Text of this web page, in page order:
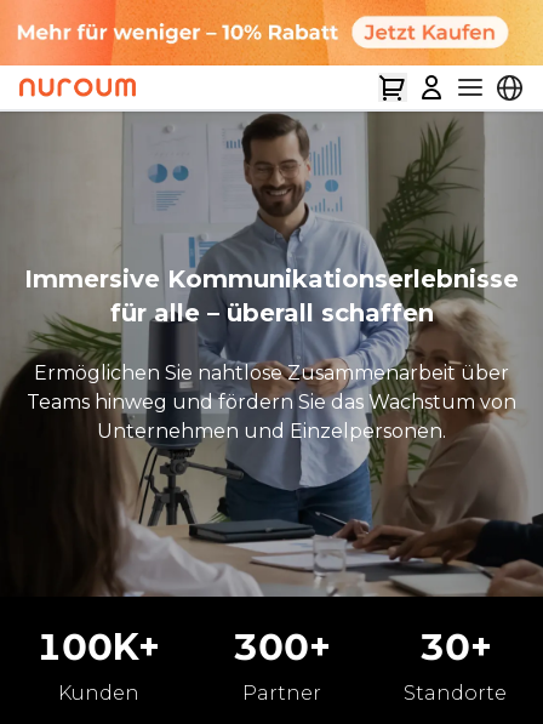
Immersive Kommunikationserlebnisse
für alle – überall schaffen
Ermöglichen Sie nahtlose Zusammenarbeit über
Teams hinweg und fördern Sie das Wachstum von
Unternehmen und Einzelpersonen.
100K+
Kunden
300+
Partner
30+
Standorte